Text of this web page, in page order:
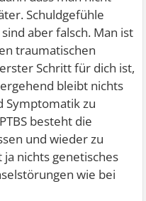
Schuldgefühle
aber falsch. Man ist
traumatischen
Schritt für dich ist,
bleibt nichts
Symptomatik zu
besteht die
und wieder zu
nichts genetisches
wie bei